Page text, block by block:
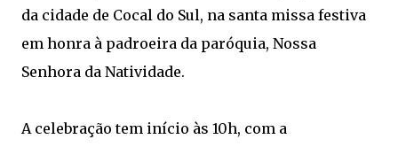
da cidade de Cocal do Sul, na santa missa festiva
em honra à padroeira da paróquia, Nossa
Senhora da Natividade.
A celebração tem início às 10h, com a